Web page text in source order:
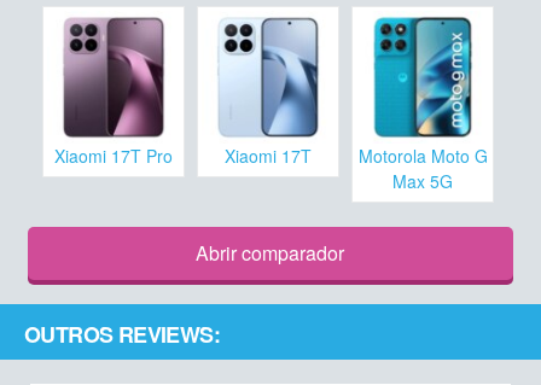
Xiaomi 17T Pro Xiaomi 17T
Motorola Moto G
Max 5G
Abrir comparador
OUTROS REVIEWS: